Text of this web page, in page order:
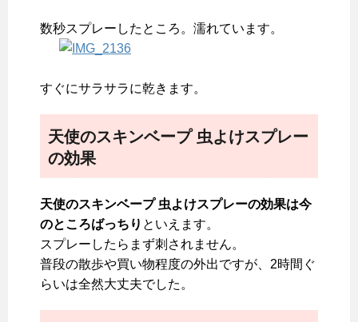
数秒スプレーしたところ。濡れています。
すぐにサラサラに乾きます。
天使のスキンベープ 虫よけスプレー
の効果
天使のスキンベープ 虫よけスプレーの効果は今
のところばっちり といえます。
スプレーしたらまず刺されません。
普段の散歩や買い物程度の外出ですが、2時間ぐ
らいは全然大丈夫でした。